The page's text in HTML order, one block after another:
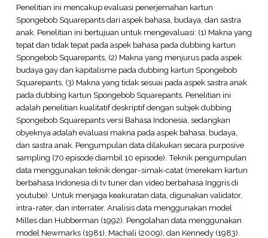
Penelitian ini mencakup evaluasi penerjemahan kartun
Spongebob Squarepants dari aspek bahasa, budaya, dan sastra
anak. Penelitian ini bertujuan untuk mengevaluasi: (1) Makna yang
tepat dan tidak tepat pada aspek bahasa pada dubbing kartun
Spongebob Squarepants, (2) Makna yang menjurus pada aspek
budaya gay dan kapitalisme pada dubbing kartun Spongebob
Squarepants, (3) Makna yang tidak sesuai pada aspek sastra anak
pada dubbing kartun Spongebob Squarepants. Penelitian ini
adalah penelitian kualitatif deskriptif dengan subjek dubbing
Spongebob Squarepants versi Bahasa Indonesia, sedangkan
obyeknya adalah evaluasi makna pada aspek bahasa, budaya,
dan sastra anak. Pengumpulan data dilakukan secara purposive
sampling (70 episode diambil 10 episode). Teknik pengumpulan
data menggunakan teknik dengar-simak-catat (merekam kartun
berbahasa Indonesia di tv tuner dan video berbahasa Inggris di
youtube). Untuk menjaga keakuratan data, digunakan validator,
intra-rater, dan interrater. Analisis data menggunakan model
Milles dan Hubberman (1992). Pengolahan data menggunakan
model Newmarks (1981), Machali (2009), dan Kennedy (1983).